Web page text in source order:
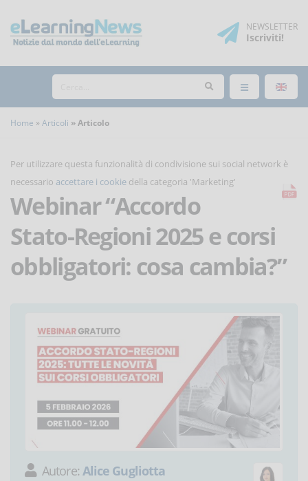
NEWSLETTER
Iscriviti!
Home Articoli Articolo
Per utilizzare questa funzionalità di condivisione sui social network è
necessario accettare i cookie della categoria 'Marketing'
Webinar “Accordo
Stato-Regioni 2025 e corsi
obbligatori: cosa cambia?”
Autore: Alice Gugliotta